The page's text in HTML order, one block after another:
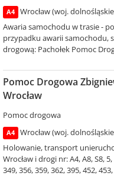
A4
Wrocław (woj.
Awaria samochodu w trasie -
przypadku awarii samochodu,
drogową: Pachołek Pomoc
Pomoc Drogowa
Wrocław
Pomoc drogowa
A4
Wrocław (woj.
Holowanie, transport
Wrocław i drogi nr: A4, A8, S8,
349, 356, 359, 362, 395, 452,